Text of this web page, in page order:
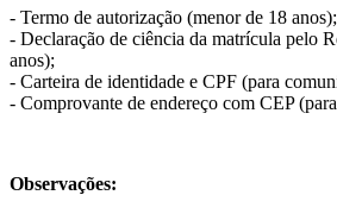
- Termo de autorização (menor de 18 anos);
- Declaração de ciência da matrícula pelo
anos);
- Carteira de identidade e CPF (para
- Comprovante de endereço com CEP
Observações: